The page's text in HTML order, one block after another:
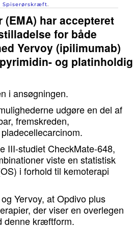
Spiserørskræft.
har accepteret
for både
Yervoy (ipilimumab)
og platinholdig
i ansøgningen.
udgøre en del af
fremskreden,
III-studiet CheckMate-648,
viste en statistisk
i forhold til kemoterapi
Yervoy, at Opdivo plus
der viser en overlegen
denne kræftform.